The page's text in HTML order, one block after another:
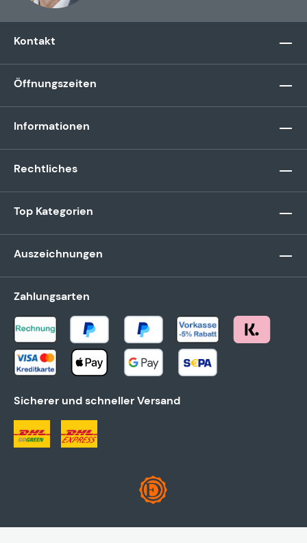
Kontakt
Öffnungszeiten
Informationen
Rechtliches
Top Kategorien
Auszeichnungen
Zahlungsarten
Sicherer und schneller Versand